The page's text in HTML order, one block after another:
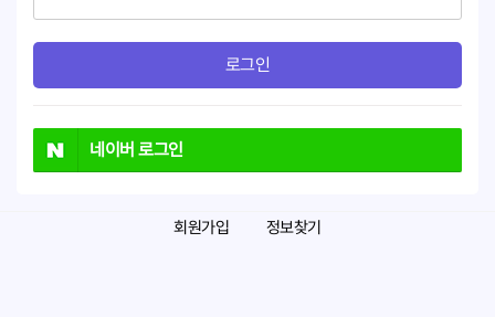
로그인
네이버 로그인
회원가입 정보찾기